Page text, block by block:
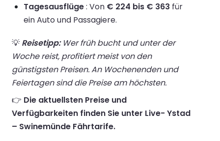
Tagesausflüge: Von € 224 bis € 363 für
ein Auto und Passagiere.
💡 Reisetipp:Wer früh bucht und unter der
Woche reist, profitiert meist von den
günstigsten Preisen. An Wochenenden und
Feiertagen sind die Preise am höchsten.
👉 Die aktuellsten Preise und
Verfügbarkeiten finden Sie unter Live- Ystad
– Swinemünde Fährtarife.